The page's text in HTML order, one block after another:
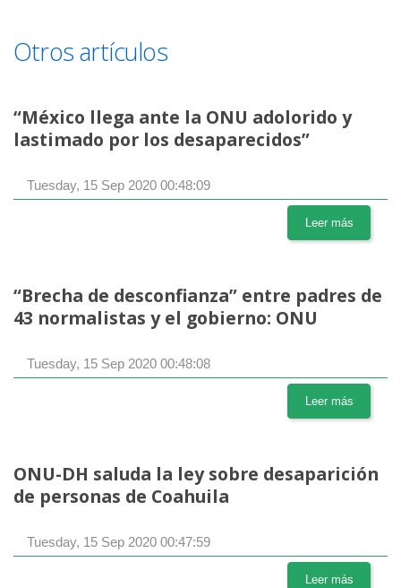
Otros artículos
“México llega ante la ONU adolorido y
lastimado por los desaparecidos”
Tuesday, 15 Sep 2020 00:48:09
Leer más
“Brecha de desconfianza” entre padres de
43 normalistas y el gobierno: ONU
Tuesday, 15 Sep 2020 00:48:08
Leer más
ONU-DH saluda la ley sobre desaparición
de personas de Coahuila
Tuesday, 15 Sep 2020 00:47:59
Leer más